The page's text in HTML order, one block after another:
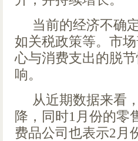
当前的经济不确
如关税政策等。市
心与消费支出的脱
响。
从近期数据来看
降，同时1月份的零
费品公司也表示2月